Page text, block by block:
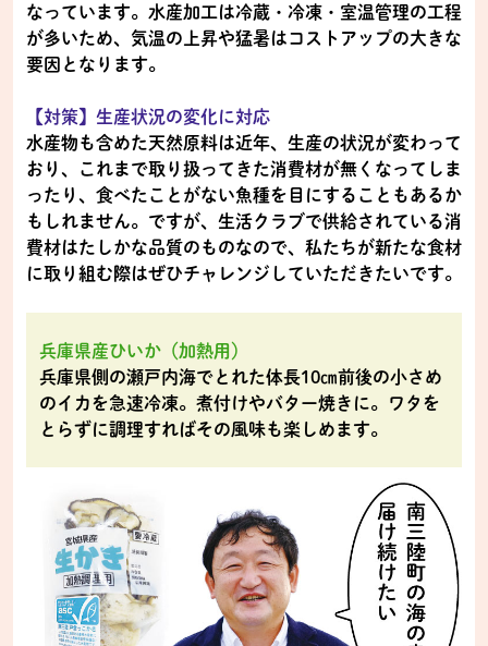
なっています。水産加工は冷蔵・冷凍・室温管理の工程
が多いため、気温の上昇や猛暑はコストアップの大きな
要因となります。
【対策】生産状況の変化に対応
水産物も含めた天然原料は近年、生産の状況が変わって
おり、これまで取り扱ってきた消費材が無くなってしま
ったり、食べたことがない魚種を目にすることもあるか
もしれません。ですが、生活クラブで供給されている消
費材はたしかな品質のものなので、私たちが新たな食材
に取り組む際はぜひチャレンジしていただきたいです。
兵庫県産ひいか（加熱用）
兵庫県側の瀬戸内海でとれた体長10㎝前後の小さめ
のイカを急速冷凍。煮付けやバター焼きに。ワタを
とらずに調理すればその風味も楽しめます。